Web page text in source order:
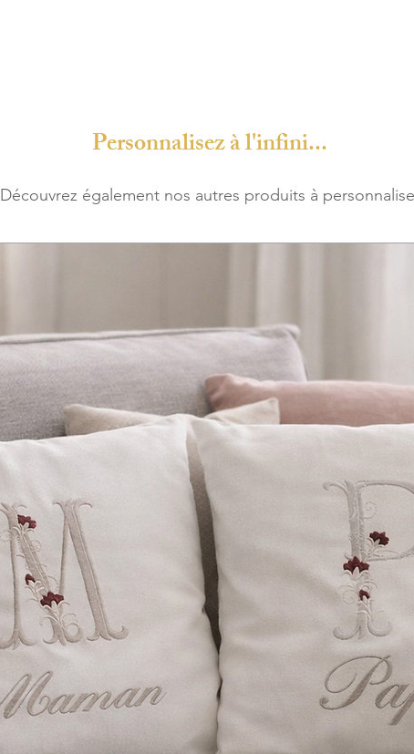
Personnalisez à l'infini...
Découvrez également nos autres produits à